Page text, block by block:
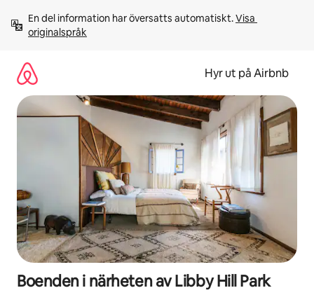
innehåll
En del information har översatts automatiskt. Visa
originalspråk
Hyr ut på Airbnb
Boenden i närheten av Libby Hill Park